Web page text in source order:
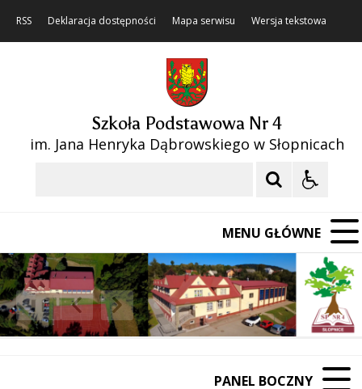
RSS Deklaracja dostępności Mapa serwisu Wersja tekstowa
Szkoła Podstawowa Nr 4
im. Jana Henryka Dąbrowskiego w Słopnicach
MENU GŁÓWNE
Poprzedni Element
Następny Element
❚❚
PANEL BOCZNY